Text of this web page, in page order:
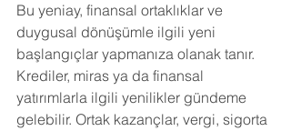
Bu yeniay, finansal ortaklıklar ve
duygusal dönüşümle ilgili yeni
başlangıçlar yapmanıza olanak tanır.
Krediler, miras ya da finansal
yatırımlarla ilgili yenilikler gündeme
gelebilir. Ortak kazançlar, vergi, sigorta